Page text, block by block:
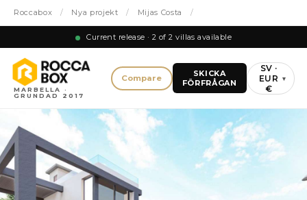
Roccabox / Nya projekt / Mijas Costa /
Current release · 2 of 2 villas available
MARBELLA ·
GRUNDAD 2017
Compare
SKICKA
FÖRFRÅGAN
SV ·
EUR
€
▾